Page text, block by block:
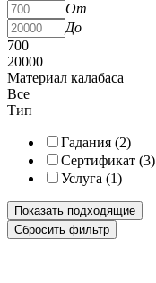
От
До
700
20000
Материал калабаса
Все
Тип
Гадания (2)
Сертификат (3)
Услуга (1)